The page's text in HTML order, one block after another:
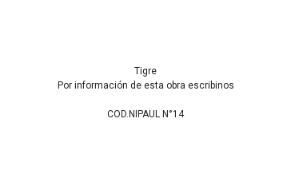
Tigre
Por información de esta obra escribinos
COD.NIPAUL N°14